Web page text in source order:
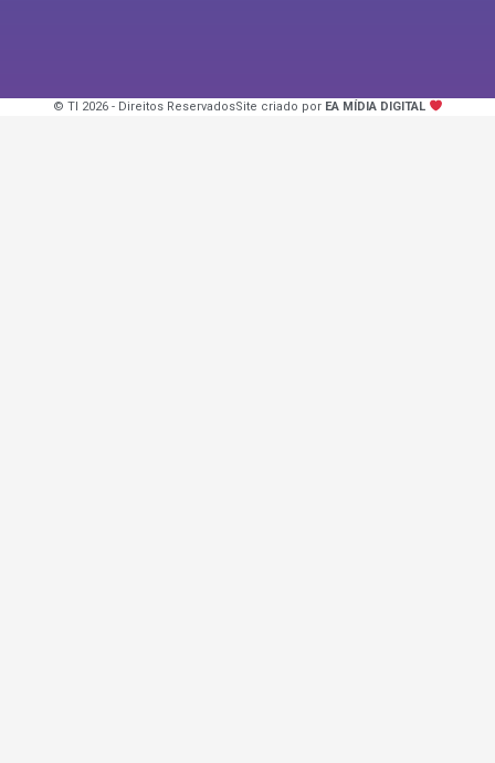
© TI 2026 - Direitos ReservadosSite criado por EA MÍDIA DIGITAL